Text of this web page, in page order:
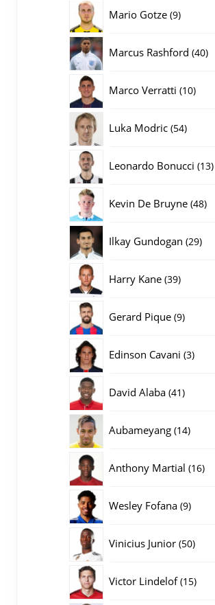
Mario Gotze 99
Marcus Rashford 4040
Marco Verratti 1010
Luka Modric 5454
Leonardo Bonucci 1313
Kevin De Bruyne 4848
Ilkay Gundogan 2929
Harry Kane 3939
Gerard Pique 99
Edinson Cavani 33
David Alaba 4141
Aubameyang 1414
Anthony Martial 1616
Wesley Fofana 99
Vinicius Junior 5050
Victor Lindelof 1515